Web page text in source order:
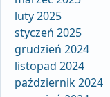
luty 2025
styczeń 2025
grudzień 2024
listopad 2024
październik 2024